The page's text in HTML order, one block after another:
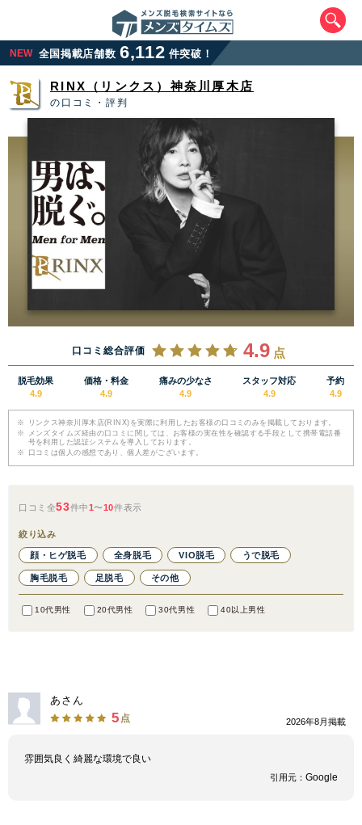
NEW 全国掲載店舗数 6,112 件突破！
RINX（リンクス）神奈川厚木店
の口コミ・評判
口コミ総合評価 4.9 点
脱毛効果
4.9
価格・料金
4.9
痛みの少なさ
4.9
スタッフ対応
4.9
予約
4.9
※
リンクス神奈川厚木店(RINX)を実際に利用したお客様の口コミのみを掲載しております。
※
メンズタイムズ経由の口コミに関しては、お客様の実在性を確認する手段として携帯電話番
号を利用した認証システムを導入しております。
※
口コミは個人の感想であり、個人差がございます。
口コミ全53件中1〜10件表示
絞り込み
顔・ヒゲ脱毛 全身脱毛 VIO脱毛 うで脱毛
胸毛脱毛 足脱毛 その他
10代男性 20代男性 30代男性 40以上男性
あさん
5 点 2026年8月掲載
雰囲気良く綺麗な環境で良い
引用元： Google
エリアから最寄りサロンを探す
北海道・東北
北海道 岩手県
秋田県 山形県 福島県
関東
茨城県 栃木県 群馬県 埼玉県
千葉県 東京都
山梨県 長野県 岐阜県 静岡県
愛知県
奈良県 三重県
中国・四国